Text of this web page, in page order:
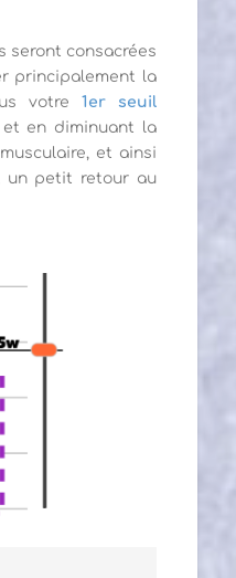
seront consacrées
principalement la
votre1er seuil
en diminuant la
et ainsi
un petit retour au